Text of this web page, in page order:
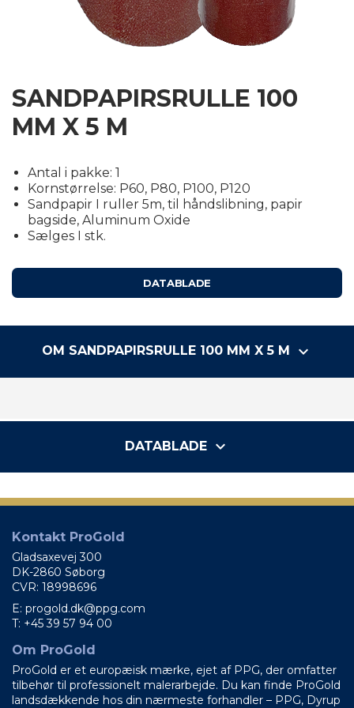
SANDPAPIRSRULLE 100
MM X 5 M
Antal i pakke: 1
Kornstørrelse: P60, P80, P100, P120
Sandpapir I ruller 5m, til håndslibning, papir
bagside, Aluminum Oxide
Sælges I stk.
DATABLADE
OM SANDPAPIRSRULLE 100 MM X 5 M keyboard_arrow_down
DATABLADE keyboard_arrow_down
Kontakt ProGold
Gladsaxevej 300
DK-2860 Søborg
CVR: 18998696
E: progold.dk@ppg.com
T: +45 39 57 94 00
Om ProGold
ProGold er et europæisk mærke, ejet af PPG, der omfatter
tilbehør til professionelt malerarbejde. Du kan finde ProGold
landsdækkende hos din nærmeste forhandler – PPG, Dyrup